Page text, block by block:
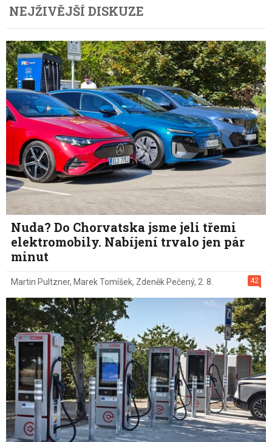
NEJŽIVĚJŠÍ DISKUZE
Nuda? Do Chorvatska jsme jeli třemi
elektromobily. Nabíjení trvalo jen pár
minut
42
Martin Pultzner, Marek Tomíšek, Zdeněk Pečený, 2. 8.